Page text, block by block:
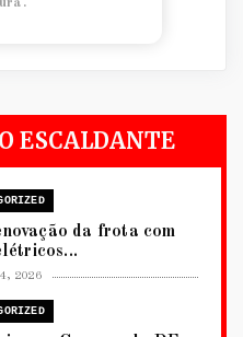
ESCALDANTE
da frota com
2026